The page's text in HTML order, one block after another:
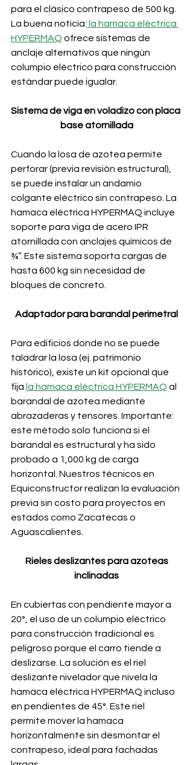
para el clásico contrapeso de 500 kg.
La buena noticia: la hamaca eléctrica
HYPERMAQ ofrece sistemas de
anclaje alternativos que ningún
columpio eléctrico para construcción
estándar puede igualar.
Sistema de viga en voladizo con placa
base atornillada
Cuando la losa de azotea permite
perforar (previa revisión estructural),
se puede instalar un andamio
colgante eléctrico sin contrapeso. La
hamaca eléctrica HYPERMAQ incluye
soporte para viga de acero IPR
atornillada con anclajes químicos de
¾”. Este sistema soporta cargas de
hasta 600 kg sin necesidad de
bloques de concreto.
Adaptador para barandal perimetral
Para edificios donde no se puede
taladrar la losa (ej. patrimonio
histórico), existe un kit opcional que
fija la hamaca eléctrica HYPERMAQ al
barandal de azotea mediante
abrazaderas y tensores. Importante:
este método solo funciona si el
barandal es estructural y ha sido
probado a 1,000 kg de carga
horizontal. Nuestros técnicos en
Equiconstructor realizan la evaluación
previa sin costo para proyectos en
estados como Zacatecas o
Aguascalientes.
Rieles deslizantes para azoteas
inclinadas
En cubiertas con pendiente mayor a
20°, el uso de un columpio eléctrico
para construcción tradicional es
peligroso porque el carro tiende a
deslizarse. La solución es el riel
deslizante nivelador que nivela la
hamaca eléctrica HYPERMAQ incluso
en pendientes de 45°. Este riel
permite mover la hamaca
horizontalmente sin desmontar el
contrapeso, ideal para fachadas